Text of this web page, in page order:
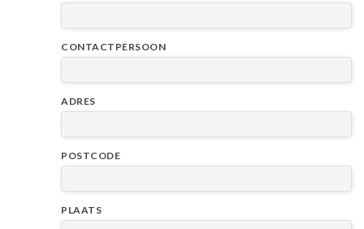
CONTACTPERSOON
ADRES
POSTCODE
PLAATS